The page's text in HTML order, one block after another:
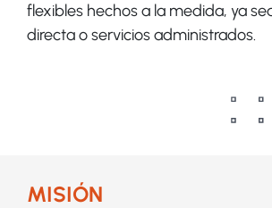
flexibles hechos a la medida, ya
directa o servicios administrados.
MISIÓN